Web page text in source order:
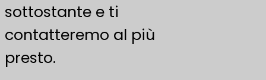
sottostante e ti
contatteremo al più
presto.